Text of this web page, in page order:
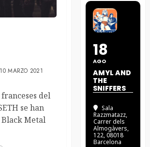
10 MARZO 2021
del
se han
Black Metal
18
AGO
AMYL AND
THE
SNIFFERS
Sala
Razzmatazz,
Carrer dels
Almogàvers,
122, 08018
Barcelona